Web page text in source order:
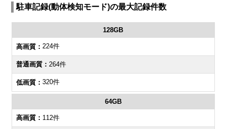
駐車記録(動体検知モード)の最大記録件数
128GB
224件
264件
320件
64GB
112件